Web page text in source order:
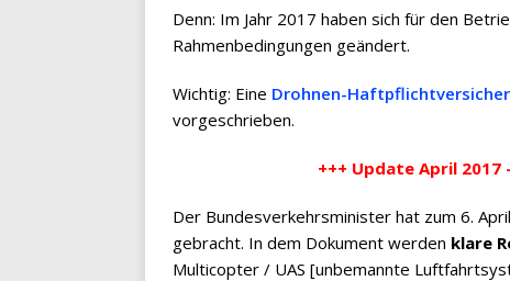
Denn: Im Jahr 2017 haben sich für den
Rahmenbedingungen geändert.
Wichtig: Eine Drohnen-
vorgeschrieben.
+++ Update April 2017
Der Bundesverkehrsminister hat zum 6.
gebracht. In dem Dokument werden klare
Multicopter / UAS [unbemannte